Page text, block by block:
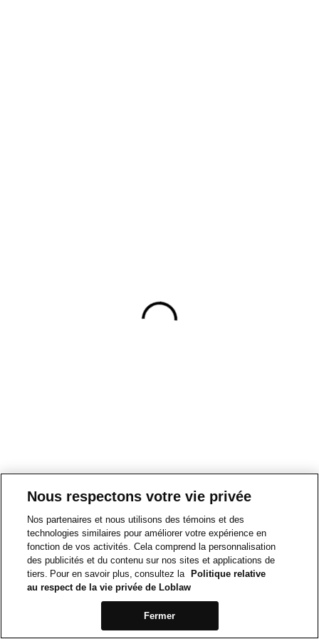
Nous respectons votre vie privée
Nos partenaires et nous utilisons des témoins et des
technologies similaires pour améliorer votre expérience en
fonction de vos activités. Cela comprend la personnalisation
des publicités et du contenu sur nos sites et applications de
tiers. Pour en savoir plus, consultez la
Politique relative
au respect de la vie privée de Loblaw
Fermer